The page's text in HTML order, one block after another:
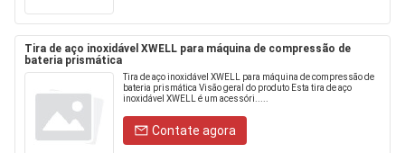
Tira de aço inoxidável XWELL para máquina de compressão de
bateria prismática
Tira de aço inoxidável XWELL para máquina de compressão de
bateria prismática Visão geral do produto Esta tira de aço
inoxidável XWELL é um acessóri.....
Contate agora